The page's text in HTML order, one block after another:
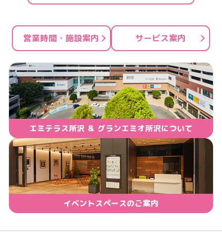
営業時間・施設案内 サービス案内
エミテラス所沢 ＆ グランエミオ所沢について
イベントスペースのご案内